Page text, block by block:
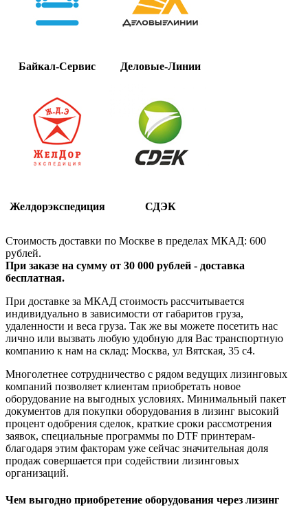
Байкал-Сервис Деловые-Линии
Желдорэкспедиция СДЭК
Стоимость доставки по Москве в пределах МКАД: 600
рублей.
При заказе на сумму от 30 000 рублей - доставка
бесплатная.
При доставке за МКАД стоимость рассчитывается
индивидуально в зависимости от габаритов груза,
удаленности и веса груза. Так же вы можете посетить нас
лично или вызвать любую удобную для Вас транспортную
компанию к нам на склад: Москва, ул Вятская, 35 c4.
Многолетнее сотрудничество с рядом ведущих лизинговых
компаний позволяет клиентам приобретать новое
оборудование на выгодных условиях. Минимальный пакет
документов для покупки оборудования в лизинг высокий
процент одобрения сделок, краткие сроки рассмотрения
заявок, специальные программы по DTF принтерам-
благодаря этим факторам уже сейчас значительная доля
продаж совершается при содействии лизинговых
организаций.
Чем выгодно приобретение оборудования через лизинг